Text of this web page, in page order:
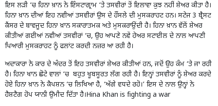
ਇਸ ਲੜੀ ‘ਚ ਹਿਨਾ ਖ਼ਾਨ ਨੇ ਇੰਸਟਾਗ੍ਰਾਮ ‘ਤੇ ਤਸਵੀਰਾਂ ਤੋਂ ਇਲਾਵਾ ਕੁਝ ਨਹੀਂ ਸ਼ੇਅਰ ਕੀਤਾ ਹੈ।
ਹਿਨਾ ਖ਼ਾਨ ਦੀਆਂ ਇਹ ਨਵੀਆਂ ਤਸਵੀਰਾਂ ਉਸ ਦੇ ਹੌਂਸਲੇ ਦੀ ਮੁਸਕਰਾਹਟ ਹਨ। ਸਟੇਜ 3 ਬ੍ਰੈਸਟ
ਕੈਂਸਰ ਦੇ ਬਾਵਜੂਦ ਹਿਨਾ ਖ਼ਾਨ ਸਕਾਰਾਤਮਕ ਅਤੇ ਮੁਸਕਰਾਉਂਦੀ ਹੈ। ਹਿਨਾ ਖ਼ਾਨ ਵੱਲੋਂ ਸ਼ੇਅਰ
ਕੀਤੀਆਂ ਗਈਆਂ ਨਵੀਆਂ ਤਸਵੀਰਾਂ ‘ਚ, ਉਹ ਆਪਣੇ ਨਵੇਂ ਹੇਅਰ ਸਟਾਈਲ ਦੇ ਨਾਲ ਆਪਣੀ
ਪਿਆਰੀ ਮੁਸਕਰਾਹਟ ਨੂੰ ਫਲਾਂਟ ਕਰਦੀ ਨਜ਼ਰ ਆ ਰਹੀ ਹੈ।
ਅਦਾਕਾਰਾ ਨੇ ਕਾਰ ਦੇ ਅੰਦਰ ਤੋਂ ਇਹ ਤਸਵੀਰਾਂ ਸ਼ੇਅਰ ਕੀਤੀਆਂ ਹਨ, ਜਦੋਂ ਉਹ ਕੰਮ ‘ਤੇ ਜਾ ਰਹੀ
ਹੈ। ਹਿਨਾ ਖਾਨ ਛੋਟੇ ਵਾਲਾਂ ‘ਚ ਬਹੁਤ ਖੂਬਸੂਰਤ ਲੱਗ ਰਹੀ ਹੈ। ਇਨ੍ਹਾਂ ਤਸਵੀਰਾਂ ਨੂੰ ਸ਼ੇਅਰ ਕਰਦੇ
ਹੋਏ ਹਿਨਾ ਖ਼ਾਨ ਨੇ ਕੈਪਸ਼ਨ ‘ਚ ਲਿਖਿਆ ਹੈ, ‘ਅੱਗੇ ਵਧਦੇ ਰਹੋ।’ ਇਸ ਦੇ ਨਾਲ ਉਨ੍ਹਾਂ ਨੇ
ਹੈਸ਼ਟੈਗ ਹੋਪ ਯਾਨੀ ਉਮੀਦ ਦਿੱਤਾ ਹੈ।Hina Khan is fighting a war